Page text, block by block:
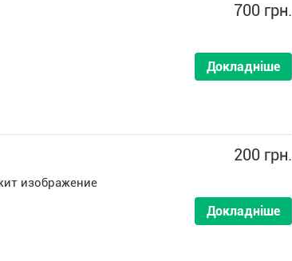
700 грн.
Докладніше
200 грн.
изображение
Докладніше